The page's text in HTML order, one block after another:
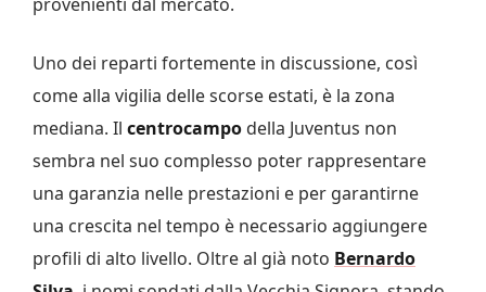
Uno dei reparti fortemente in discussione, così
come alla vigilia delle scorse estati, è la zona
mediana. Il centrocampo della Juventus non
sembra nel suo complesso poter rappresentare
una garanzia nelle prestazioni e per garantirne
una crescita nel tempo è necessario aggiungere
profili di alto livello. Oltre al già noto Bernardo